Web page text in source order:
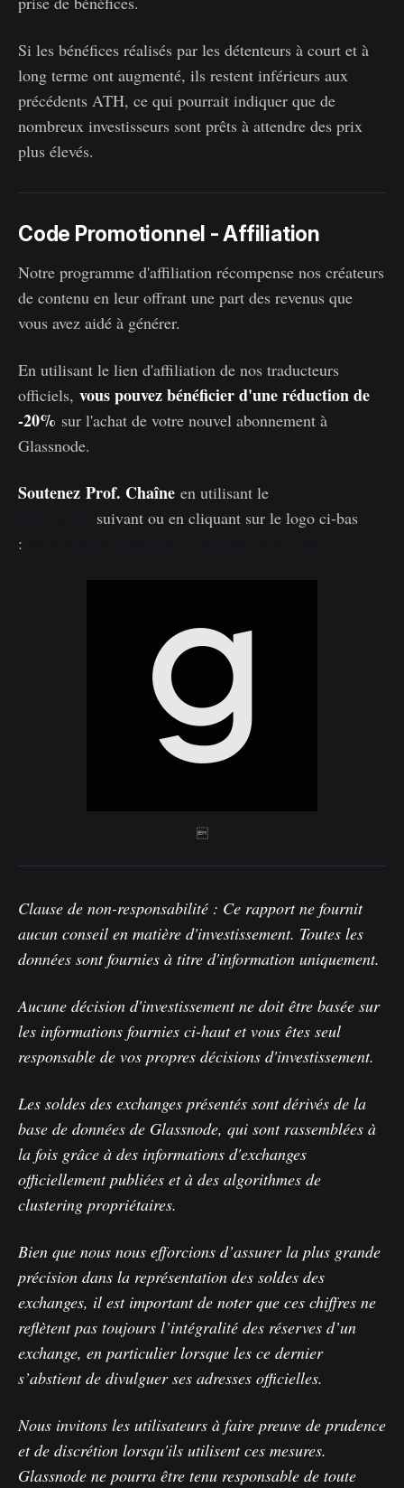
Si les bénéfices réalisés par les détenteurs à court et à
long terme ont augmenté, ils restent inférieurs aux
précédents ATH, ce qui pourrait indiquer que de
nombreux investisseurs sont prêts à attendre des prix
plus élevés.
Code Promotionnel - Affiliation
Notre programme d'affiliation récompense nos créateurs
de contenu en leur offrant une part des revenus que
vous avez aidé à générer.
En utilisant le lien d'affiliation de nos traducteurs
officiels, vous pouvez bénéficier d'une réduction de
-20% sur l'achat de votre nouvel abonnement à
Glassnode.
Soutenez Prof. Chaîne en utilisant le
suivant ou en cliquant sur le logo ci-bas
:

Clause de non-responsabilité : Ce rapport ne fournit
aucun conseil en matière d'investissement. Toutes les
données sont fournies à titre d'information uniquement.
Aucune décision d'investissement ne doit être basée sur
les informations fournies ci-haut et vous êtes seul
responsable de vos propres décisions d'investissement.
Les soldes des exchanges présentés sont dérivés de la
base de données de Glassnode, qui sont rassemblées à
la fois grâce à des informations d'exchanges
officiellement publiées et à des algorithmes de
clustering propriétaires.
Bien que nous nous efforcions d’assurer la plus grande
précision dans la représentation des soldes des
exchanges, il est important de noter que ces chiffres ne
reflètent pas toujours l’intégralité des réserves d’un
exchange, en particulier lorsque les ce dernier
s’abstient de divulguer ses adresses officielles.
Nous invitons les utilisateurs à faire preuve de prudence
et de discrétion lorsqu'ils utilisent ces mesures.
Glassnode ne pourra être tenu responsable de toute